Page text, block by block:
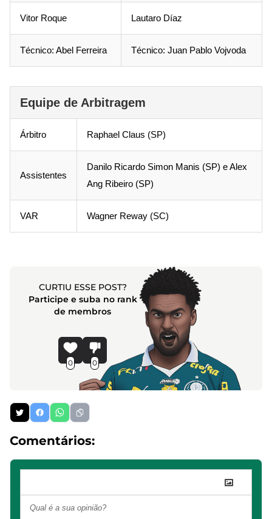
Vitor Roque Lautaro Díaz
Técnico: Abel Ferreira Técnico: Juan Pablo Vojvoda
Equipe de Arbitragem
Árbitro Raphael Claus (SP)
Assistentes
Danilo Ricardo Simon Manis (SP) e Alex
Ang Ribeiro (SP)
VAR Wagner Reway (SC)
CURTIU ESSE POST?
Participe e suba no rank
de membros
0 0
Comentários: